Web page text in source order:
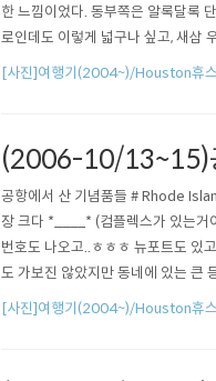
한 느낌이었다. 동부쪽은 알록달록
로인데도 이렇게 넓구나 싶고, 새삼
때 피난을 왔던 기억이 났다. 그게 겨
[사진]여행기(2004~)/Houston휴
(2006-10/13~15)
공항에서 산 기념품들 # Rhode
장 크다 *____* (컴플렉스가 있는거
번호도 나오고..ㅎㅎㅎ 뉴포트도 있
도 가보진 않았지만 동네에 있는 큰
아할만한 바로 그 기념품. 이런게 좋
[사진]여행기(2004~)/Houston휴